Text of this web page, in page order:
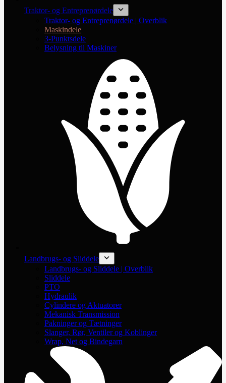
Traktor- og Entreprenørdele
Traktor- og Entreprenørdele | Overblik
Maskindele
3-Punktsdele
Belysning til Maskiner
Landbrugs- og Sliddele
Landbrugs- og Sliddele | Overblik
Sliddele
PTO
Hydraulik
Cylindere og Aktuatorer
Mekanisk Transmission
Pakninger og Tætninger
Slanger, Rør, Ventiler og Koblinger
Wrap, Net og Bindegarn